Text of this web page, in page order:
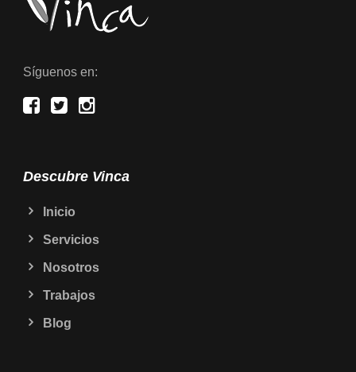
Síguenos en:
Descubre Vinca
Inicio
Servicios
Nosotros
Trabajos
Blog